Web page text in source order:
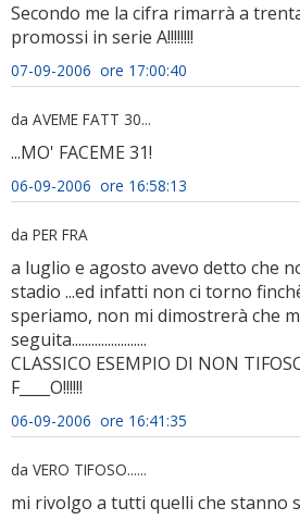
Secondo me la cifra rimarrà a
promossi in serie A!!!!!!!!
07-09-2006 ore 17:00:40
da AVEME FATT 30...
...MO' FACEME 31!
06-09-2006 ore 16:58:13
da PER FRA
a luglio e agosto avevo detto che
stadio ...ed infatti non ci torno
speriamo, non mi dimostrerà che
seguita.......................
CLASSICO ESEMPIO DI NON
F____O!!!!!!
06-09-2006 ore 16:41:35
da VERO TIFOSO......
mi rivolgo a tutti quelli che stanno